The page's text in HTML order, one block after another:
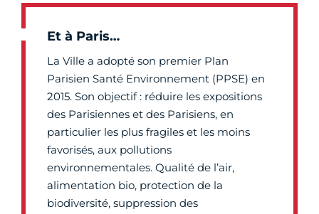
Et à Paris…
La Ville a adopté son premier Plan
Parisien Santé Environnement (PPSE) en
2015. Son objectif : réduire les expositions
des Parisiennes et des Parisiens, en
particulier les plus fragiles et les moins
favorisés, aux pollutions
environnementales. Qualité de l’air,
alimentation bio, protection de la
biodiversité, suppression des